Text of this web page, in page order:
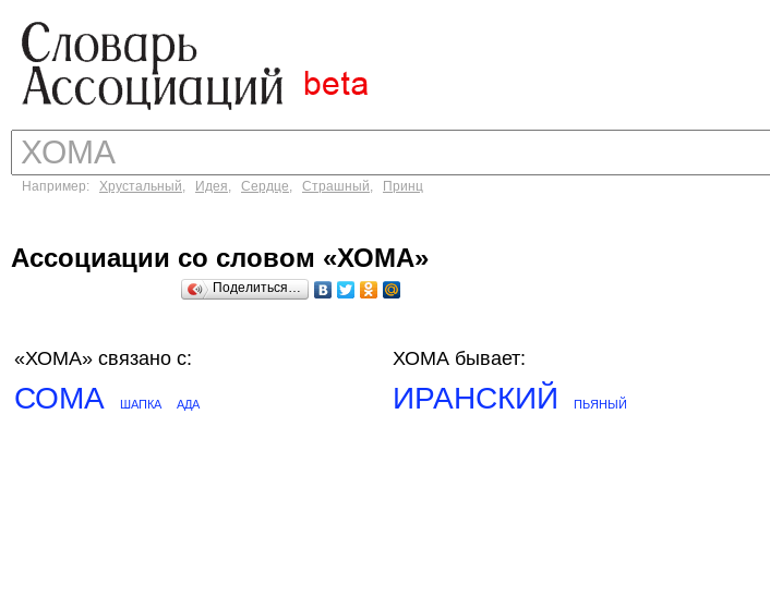
Например: Хрустальный, Идея, Сердце, Страшный, Принц
Ассоциации со словом «ХОМА»
Поделиться…
«ХОМА» связано с:
СОМА ШАПКА АДА
ХОМА бывает:
ИРАНСКИЙ ПЬЯНЫЙ